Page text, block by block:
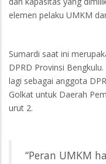
elemen pelaku UMKM
Sumardi saat ini
DPRD Provinsi
lagi sebagai anggota
Golkat untuk Daerah
urut 2.
“Peran UMKM